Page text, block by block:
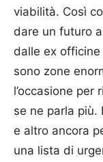
viabilità. Così
dare un futuro
dalle ex officine
sono zone
l’occasione per
se ne parla più.
e altro ancora
una lista di